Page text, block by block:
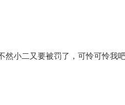
小二又要被罚了，可怜可怜我